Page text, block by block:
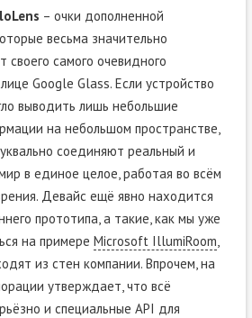
– очки дополненной
весьма значительно
своего самого очевидного
Google Glass. Если устройство
выводить лишь небольшие
на небольшом пространстве,
соединяют реальный и
в единое целое, работая во всём
Девайс ещё явно находится
прототипа, а такие, как мы уже
на примере Microsoft IllumiRoom
из стен компании. Впрочем, на
утверждает, что всё
и специальные API для